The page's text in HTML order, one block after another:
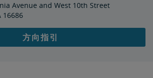
Avenue and West 10th Street
16686
方向指引